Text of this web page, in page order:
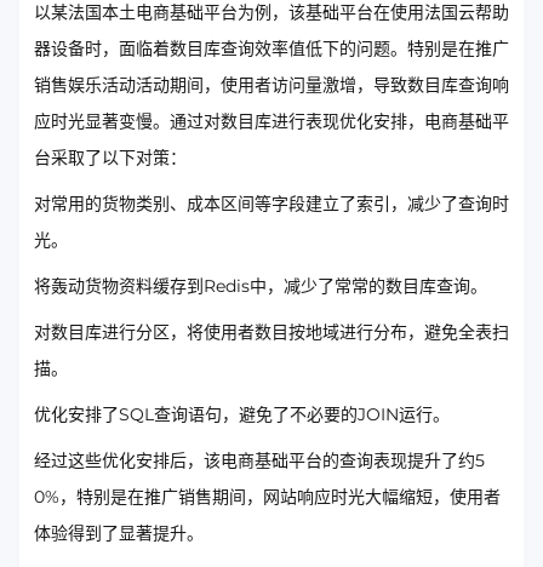
以某法国本土电商基础平台为例，该基础平台在使用法国云帮助
器设备时，面临着数目库查询效率值低下的问题。特别是在推广
销售娱乐活动活动期间，使用者访问量激增，导致数目库查询响
应时光显著变慢。通过对数目库进行表现优化安排，电商基础平
台采取了以下对策：
对常用的货物类别、成本区间等字段建立了索引，减少了查询时
光。
将轰动货物资料缓存到Redis中，减少了常常的数目库查询。
对数目库进行分区，将使用者数目按地域进行分布，避免全表扫
描。
优化安排了SQL查询语句，避免了不必要的JOIN运行。
经过这些优化安排后，该电商基础平台的查询表现提升了约5
0%，特别是在推广销售期间，网站响应时光大幅缩短，使用者
体验得到了显著提升。